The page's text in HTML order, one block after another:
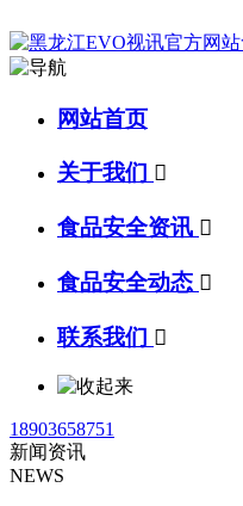
网站首页
关于我们 
食品安全资讯 
食品安全动态 
联系我们 
18903658751
新闻资讯
NEWS